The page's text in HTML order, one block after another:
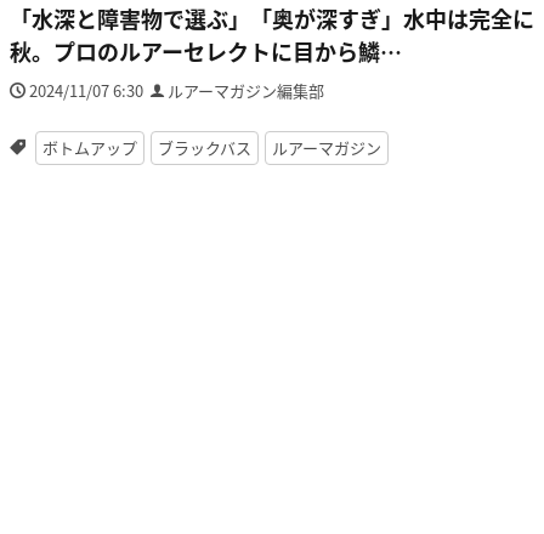
「水深と障害物で選ぶ」「奥が深すぎ」水中は完全に
秋。プロのルアーセレクトに目から鱗…
2024/11/07 6:30 ルアーマガジン編集部
ボトムアップ ブラックバス ルアーマガジン